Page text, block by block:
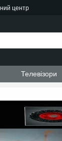
центр
Телевізори